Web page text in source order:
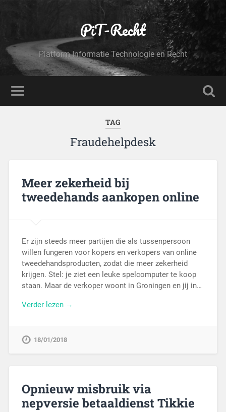
PiT-Recht
Platform Informatie Technologie en Recht
TAG
Fraudehelpdesk
Meer zekerheid bij
tweedehands aankopen online
Er zijn steeds meer partijen die als tussenpersoon
willen fungeren voor kopers en verkopers van online
tweedehandsproducten, zodat die meer zekerheid
krijgen. Stel: je ziet een leuke spelcomputer te koop
staan. Maar de verkoper woont in Groningen en jij in…
Verder lezen →
18/01/2018
Opnieuw misbruik via
nepversie betaaldienst Tikkie